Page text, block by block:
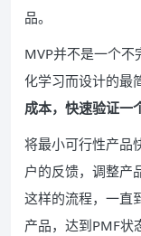
品。
MVP并不是一个
化学习而设计的最
成本，快速验证一
将最小可行性产品
户的反馈，调整产
这样的流程，一直
产品，达到PMF状